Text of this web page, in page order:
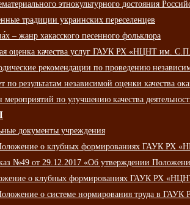
этнокультурного достояния
традиции украинских переселенцев
– жанр хакасского песенного фольклора
оценка качества услуг ГАУК РХ «НЦНТ им.
рекомендации по проведению
по результатам независимой оценки качества
мероприятий по улучшению качества
документы учреждения
о клубных формированиях ГАУК РХ
№49 от 29.12.2017 «Об утверждении
о клубных формированиях ГАУК РХ
о системе нормирования труда в